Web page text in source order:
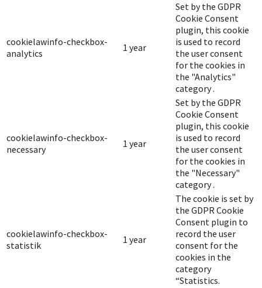
cookielawinfo-checkbox-
analytics
1 year
Set by the GDPR
Cookie Consent
plugin, this cookie
is used to record
the user consent
for the cookies in
the "Analytics"
category .
cookielawinfo-checkbox-
necessary
1 year
Set by the GDPR
Cookie Consent
plugin, this cookie
is used to record
the user consent
for the cookies in
the "Necessary"
category .
cookielawinfo-checkbox-
statistik
1 year
The cookie is set by
the GDPR Cookie
Consent plugin to
record the user
consent for the
cookies in the
category
“Statistics.